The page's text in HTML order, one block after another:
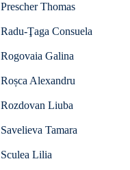
Prescher Thomas
Radu-Ţaga Consuela
Rogovaia Galina
Roșca Alexandru
Rozdovan Liuba
Savelieva Tamara
Sculea Lilia